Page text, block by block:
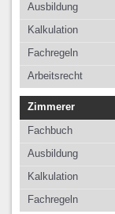
Ausbildung
Kalkulation
Fachregeln
Arbeitsrecht
Zimmerer
Fachbuch
Ausbildung
Kalkulation
Fachregeln